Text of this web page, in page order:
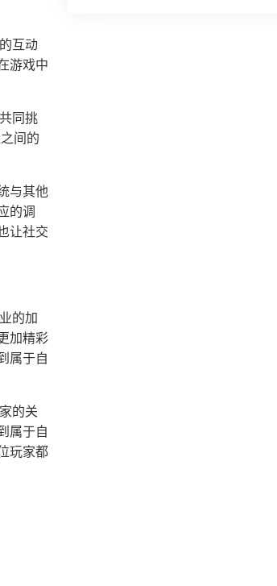
互动
游戏中
同挑
间的
与其他
的调
让社交
的加
加精彩
属于自
的关
属于自
玩家都